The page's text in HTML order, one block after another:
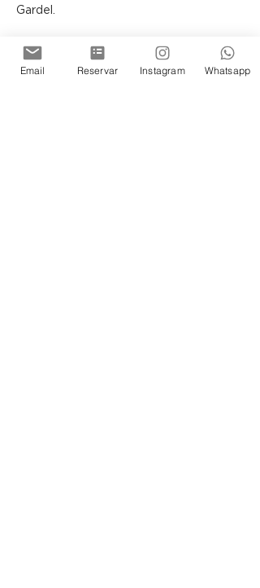
Gardel.
El visitante siempre se sentirá
transportado en el tiempo y
protagonista de la historia de los
Email Reservar Instagram Whatsapp